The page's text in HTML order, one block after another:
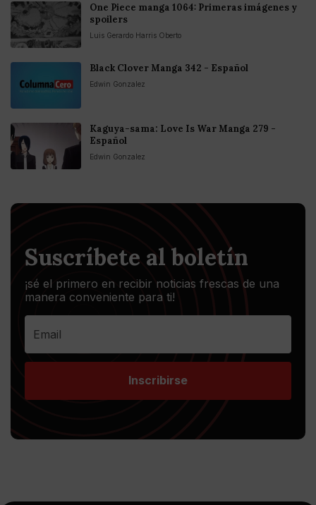
One Piece manga 1064: Primeras imágenes y
spoilers
Luis Gerardo Harris Oberto
Black Clover Manga 342 - Español
Edwin Gonzalez
Kaguya-sama: Love Is War Manga 279 -
Español
Edwin Gonzalez
Suscríbete al boletín
¡sé el primero en recibir noticias frescas de una
manera conveniente para ti!
Inscribirse